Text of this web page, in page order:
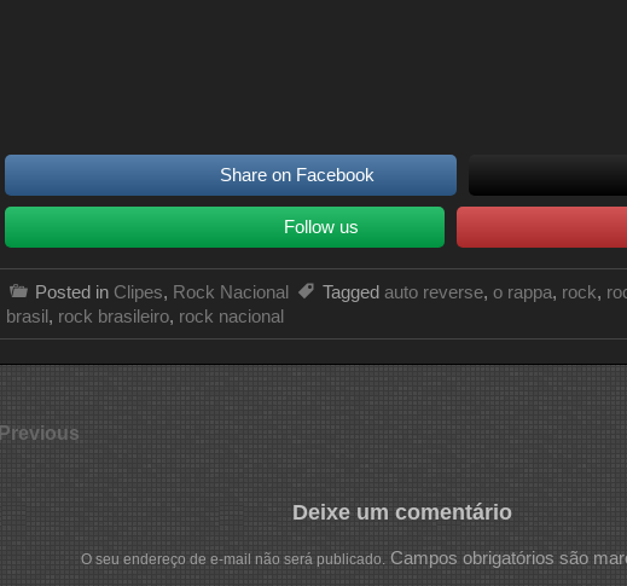
Share on Facebook
Follow us
Posted in Clipes, Rock Nacional Tagged auto reverse, o rappa, rock,
brasil , rock brasileiro, rock nacional
Previous
Deixe um comentário
O seu endereço de e-mail não será publicado. Campos obrigatórios são